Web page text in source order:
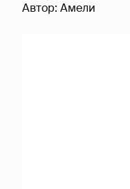
Автор: Амели